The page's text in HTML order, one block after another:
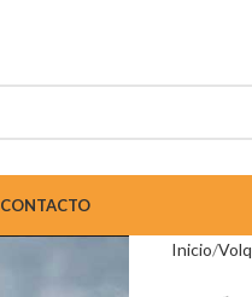
CONTACTO
Inicio